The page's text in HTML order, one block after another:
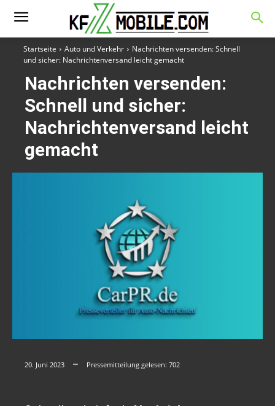
Startseite Auto und Verkehr
Nachrichten versenden: Schnell
und sicher: Nachrichtenversand leicht gemacht
Nachrichten versenden:
Schnell und sicher:
Nachrichtenversand leicht
gemacht
20. Juni 2023 Pressemitteilung gelesen: 702